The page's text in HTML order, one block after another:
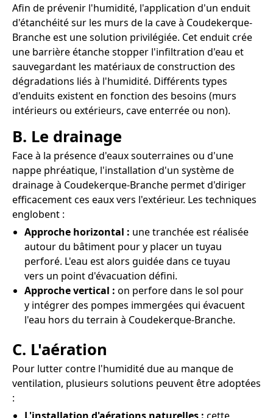
Afin de prévenir l'humidité, l'application d'un enduit
d'étanchéité sur les murs de la cave à Coudekerque-
Branche est une solution privilégiée. Cet enduit crée
une barrière étanche stopper l'infiltration d'eau et
sauvegardant les matériaux de construction des
dégradations liés à l'humidité. Différents types
d'enduits existent en fonction des besoins (murs
intérieurs ou extérieurs, cave enterrée ou non).
B. Le drainage
Face à la présence d'eaux souterraines ou d'une
nappe phréatique, l'installation d'un système de
drainage à Coudekerque-Branche permet d'diriger
efficacement ces eaux vers l'extérieur. Les techniques
englobent :
Approche horizontal : une tranchée est réalisée
autour du bâtiment pour y placer un tuyau
perforé. L'eau est alors guidée dans ce tuyau
vers un point d'évacuation défini.
Approche vertical : on perfore dans le sol pour
y intégrer des pompes immergées qui évacuent
l'eau hors du terrain à Coudekerque-Branche.
C. L'aération
Pour lutter contre l'humidité due au manque de
ventilation, plusieurs solutions peuvent être adoptées
: